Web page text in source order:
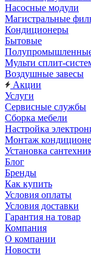
Насосные модули
Магистральные
Кондиционеры
Бытовые
Мульти сплит-
Воздушные завесы
Акции
Услуги
Сервисные службы
Сборка мебели
Настройка
Монтаж
Установка
Блог
Бренды
Как купить
Условия оплаты
Условия доставки
Гарантия на товар
Компания
О компании
Новости